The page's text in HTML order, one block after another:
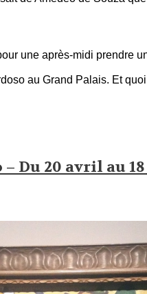
une après-midi prendre
au Grand Palais. Et
– Du 20 avril au